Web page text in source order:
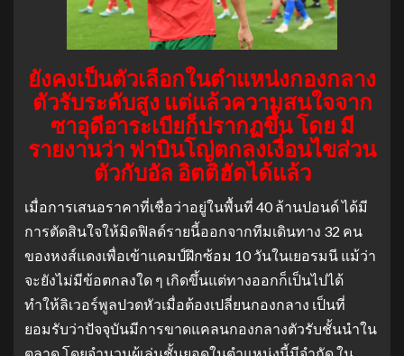
ยังคงเป็นตัวเลือกในตำแหน่งกองกลาง
ตัวรับระดับสูง แต่แล้วความสนใจจาก
ซาอุดีอาระเบียก็ปรากฏขึ้น โดย มี
รายงานว่า ฟาบินโญ่ตกลงเงื่อนไขส่วน
ตัวกับอัล อิตติฮัดได้แล้ว
เมื่อการเสนอราคาที่เชื่อว่าอยู่ในพื้นที่ 40 ล้านปอนด์ ได้มี
การตัดสินใจให้มิดฟิลด์รายนี้ออกจากทีมเดินทาง 32 คน
ของหงส์แดงเพื่อเข้าแคมป์ฝึกซ้อม 10 วันในเยอรมนี แม้ว่า
จะยังไม่มีข้อตกลงใด ๆ เกิดขึ้นแต่ทางออกก็เป็นไปได้
ทำให้ลิเวอร์พูลปวดหัวเมื่อต้องเปลี่ยนกองกลาง เป็นที่
ยอมรับว่าปัจจุบันมีการขาดแคลนกองกลางตัวรับชั้นนำใน